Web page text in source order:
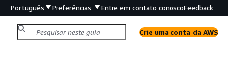
Português Preferências Entre em contato conoscoFeedback
Crie uma conta da AWS